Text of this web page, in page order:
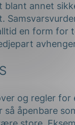
annet
en form for
og regler
åpenbare